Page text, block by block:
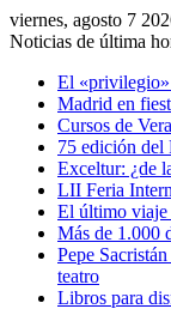
viernes, agosto 7
Noticias de última
El «privilegio»
Madrid en
Cursos de
75 edición del
Exceltur: ¿de
LII Feria
El último viaje
Más de 1.000
Pepe
teatro
Libros para